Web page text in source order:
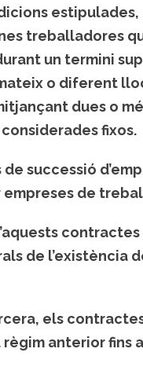
treballadores
un termini
o diferent
dues o
fixos.
successió
de
contractes
de l’existència
els
anterior fins